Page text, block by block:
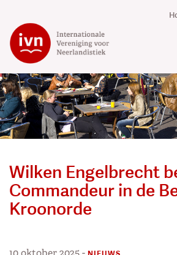
Wilken Engelbrecht
Commandeur in de
Kroonorde
10 oktober 2025 -